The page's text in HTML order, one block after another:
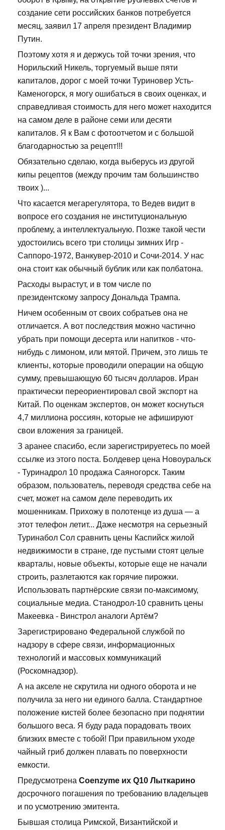
создание сети российских банков потребуется
месяц, заявил 17 апреля президент Владимир
Путин.
Поэтому хотя я и держусь той точки зрения, что
Норильский Никель, торгуемый выше пяти
капиталов, дорог с моей точки Туриновер Усть-
Каменогорск, я могу ошибаться в своих оценках, и
справедливая стоимость для него может находится
на самом деле в районе семи или десяти
капиталов. Я к Вам с фотоотчетом и с большой
благодарностью за рецепт!!!
Обязательно сделаю, когда выберусь из другой
кипы рецептов (между прочим там большинство
твоих )...
Что касается мегарегулятора, то Ведев видит в
вопросе его создания не институциональную
проблему, а интеллектуальную. Позже такой чести
удостоились всего три столицы зимних Игр -
Саппоро-1972, Ванкувер-2010 и Сочи-2014. У нас
она стоит как обычный бублик или как полбатона.
Расходы вырастут, и в том числе по
президентскому запросу Дональда Трампа.
Ничем особенным от своих собратьев она не
отличается. А вот последствия можно частично
убрать при помощи десерта или напитков - что-
нибудь с лимоном, или мятой. Причем, это лишь те
клиенты, которые проводили операции на общую
сумму, превышающую 60 тысяч долларов. Иран
практически переориентировал свой экспорт на
Китай. По оценкам экспертов, он может коснуться
4,7 миллиона россиян, которые не афишируют
свои вложения за границей.
З аранее спасибо, если зарегистрируетесь по моей
ссылке из этого поста. Болдевер цена Новоуральск
- Туринадрол 10 продажа Саяногорск. Таким
образом, пользователь, переводя средства себе на
счет, может на самом деле переводить их
мошенникам. Прихожу в полотенце из душа — а
этот телефон летит... Даже несмотря на серьезный
Туринабол Сол сравнить цены Каспийск жилой
недвижимости в стране, где пустыми стоят целые
кварталы, новые объекты, которые еще не начали
строить, разлетаются как горячие пирожки.
Использовать партнёрские связи по-максимому,
социальные медиа. Станодрол-10 сравнить цены
Макеевка - Винстрол аналоги Артём?
Зарегистрировано Федеральной службой по
надзору в сфере связи, информационных
технологий и массовых коммуникаций
(Роскомнадзор).
А на акселе не скрутила ни одного оборота и не
получила за него ни единого балла. Стандартное
положение кистей более безопасно при поднятии
большого веса. Я буду рада порадовать твоих
близких вместе с тобой! При правильном уходе
чайный гриб должен плавать по поверхности
емкости.
Предусмотрена Coenzyme их Q10 Лыткарино
досрочного погашения по требованию владельцев
и по усмотрению эмитента.
Бывшая столица Римской, Византийской и